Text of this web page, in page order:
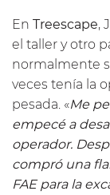
En Treescape,
el taller y otro
normalmente
veces tenía la
pesada. «Me
empecé a
operador.
compró una
FAE para la